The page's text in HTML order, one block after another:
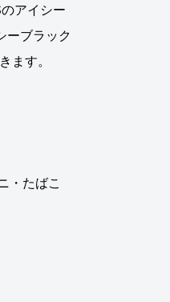
アイシー
ーブラック
ます。
・たばこ